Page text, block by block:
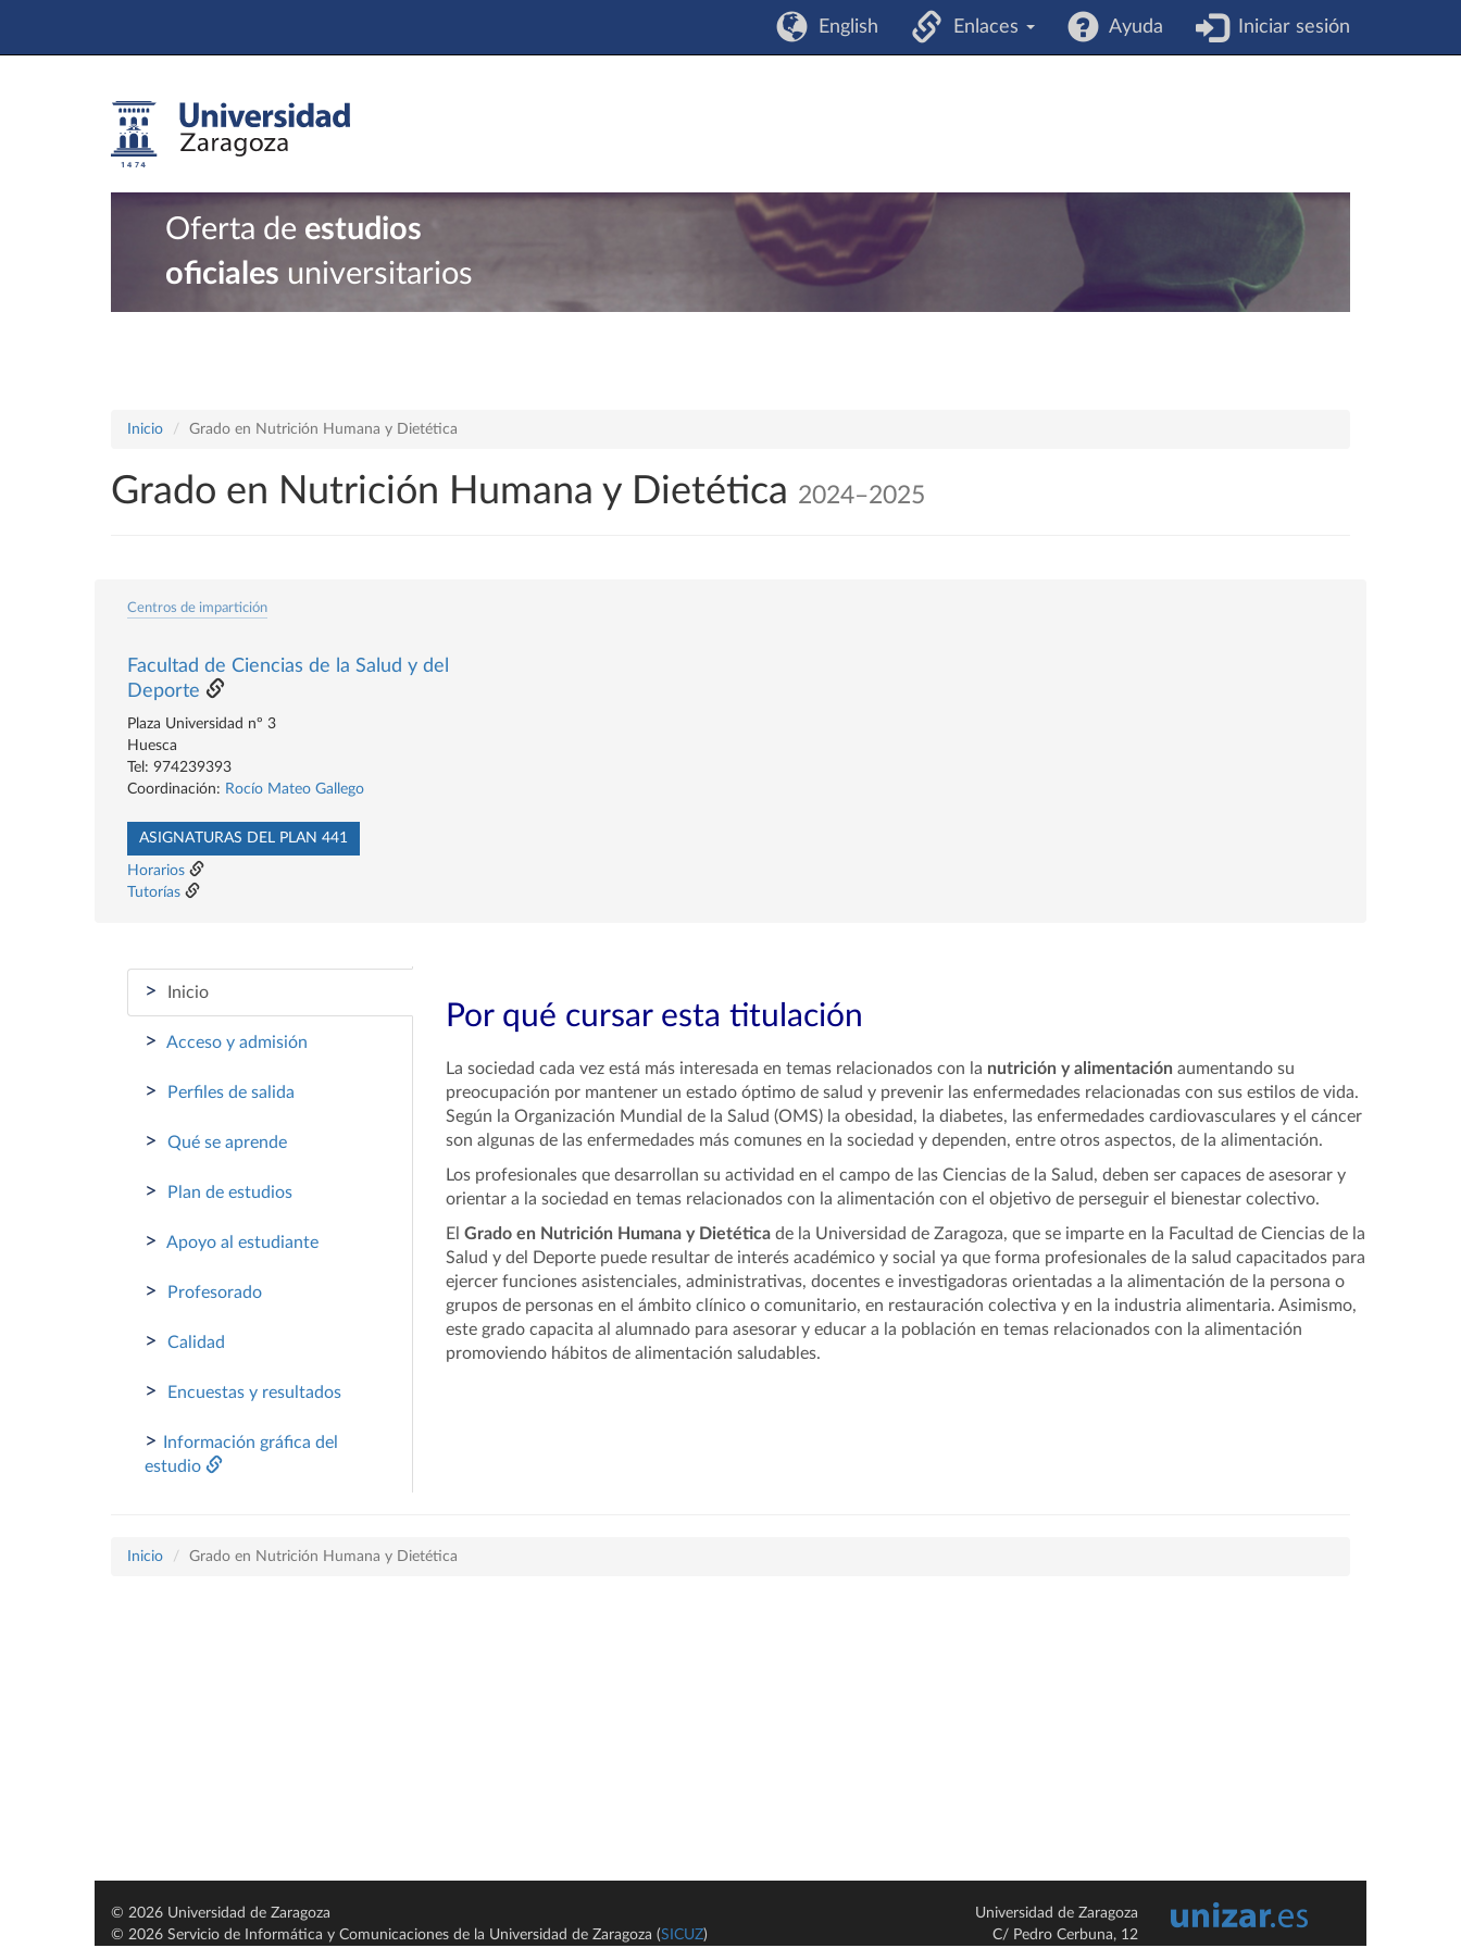
English Enlaces Ayuda Iniciar sesión
Oferta de estudios
oficiales universitarios
Inicio Grado en Nutrición Humana y Dietética
Grado en Nutrición Humana y Dietética 2024–2025
Centros de impartición
Facultad de Ciencias de la Salud y del
Deporte
Plaza Universidad nº 3
Huesca
Tel: 974239393
Coordinación: Rocío Mateo Gallego
ASIGNATURAS DEL PLAN 441
Horarios
Tutorías
> Inicio
> Acceso y admisión
> Perfiles de salida
> Qué se aprende
> Plan de estudios
> Apoyo al estudiante
> Profesorado
> Calidad
> Encuestas y resultados
>
Información gráfica del
estudio
Por qué cursar esta titulación
La sociedad cada vez está más interesada en temas relacionados con la nutrición y alimentación aumentando su
preocupación por mantener un estado óptimo de salud y prevenir las enfermedades relacionadas con sus estilos de vida.
Según la Organización Mundial de la Salud (OMS) la obesidad, la diabetes, las enfermedades cardiovasculares y el cáncer
son algunas de las enfermedades más comunes en la sociedad y dependen, entre otros aspectos, de la alimentación.
Los profesionales que desarrollan su actividad en el campo de las Ciencias de la Salud, deben ser capaces de asesorar y
orientar a la sociedad en temas relacionados con la alimentación con el objetivo de perseguir el bienestar colectivo.
El Grado en Nutrición Humana y Dietética de la Universidad de Zaragoza, que se imparte en la Facultad de Ciencias de la
Salud y del Deporte puede resultar de interés académico y social ya que forma profesionales de la salud capacitados para
ejercer funciones asistenciales, administrativas, docentes e investigadoras orientadas a la alimentación de la persona o
grupos de personas en el ámbito clínico o comunitario, en restauración colectiva y en la industria alimentaria. Asimismo,
este grado capacita al alumnado para asesorar y educar a la población en temas relacionados con la alimentación
promoviendo hábitos de alimentación saludables.
Inicio Grado en Nutrición Humana y Dietética
© 2026 Universidad de Zaragoza
© 2026 Servicio de Informática y Comunicaciones de la Universidad de Zaragoza (SICUZ)
Universidad de Zaragoza
C/ Pedro Cerbuna, 12